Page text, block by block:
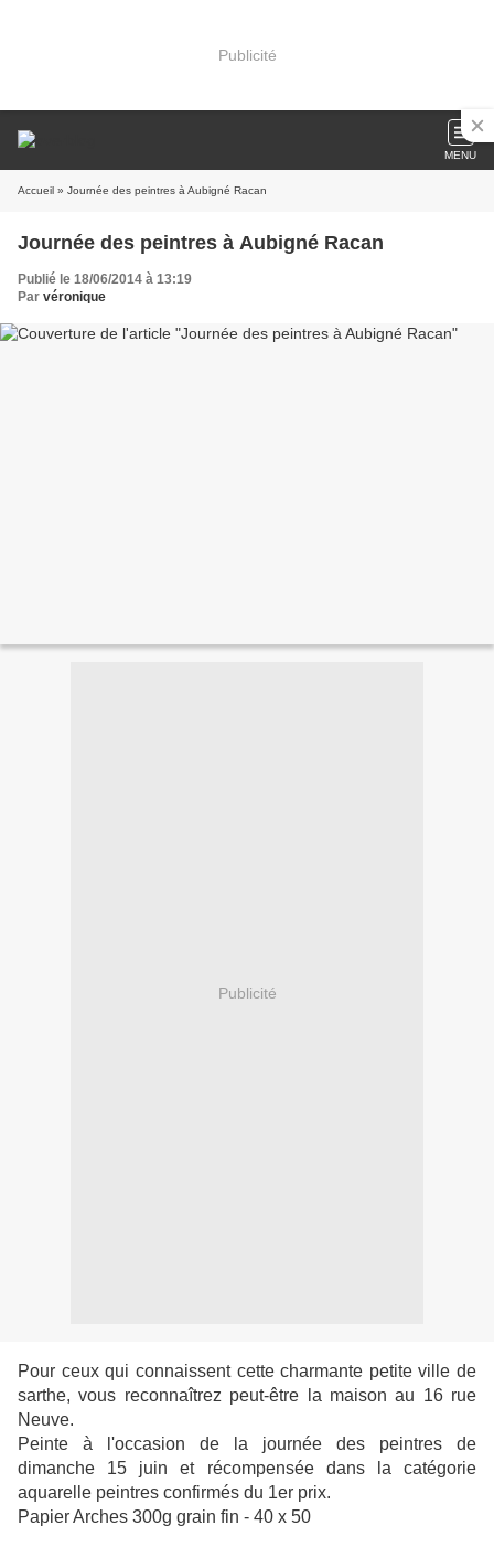
Publicité
MENU
Accueil » Journée des peintres à Aubigné Racan
Journée des peintres à Aubigné Racan
Publié le 18/06/2014 à 13:19
Par véronique
Publicité
Pour ceux qui connaissent cette charmante petite ville de
sarthe, vous reconnaîtrez peut-être la maison au 16 rue
Neuve.
Peinte à l'occasion de la journée des peintres de
dimanche 15 juin et récompensée dans la catégorie
aquarelle peintres confirmés du 1er prix.
Papier Arches 300g grain fin - 40 x 50